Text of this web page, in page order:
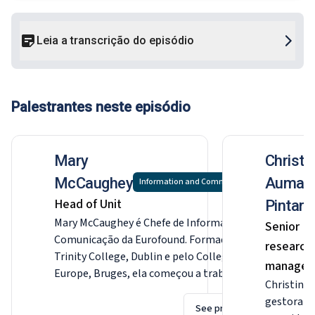
Leia a transcrição do episódio
Palestrantes neste episódio
Mary
McCaughey
Head of Unit
Information and Communication
Mary McCaughey é Chefe de Informação e
Comunicação da Eurofound. Formada pelo
Trinity College, Dublin e pelo College of
Europe, Bruges, ela começou a trabalhar em
Bruxelas com a Europolitics e o Wall Street
Journal Europe. Trabalhou com a Associação
See profile
Pintar
Senior
research
manager
Christine
gestora